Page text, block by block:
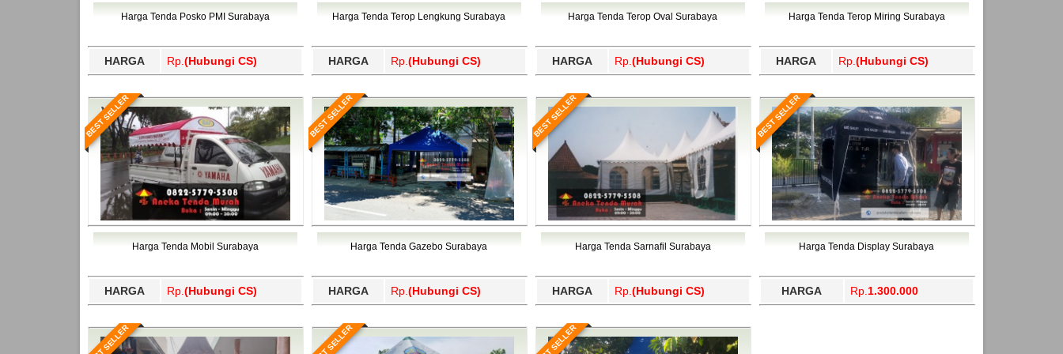
Bawang Barat, Tulangbawang, Tulungagung, Wajo, Wakatobi, Waropen, Way Kanan, Wonogiri, Wonosobo, Yahukimo, Yalimo, Yogyakarta.
Harga Tenda Posko PMI Surabaya
HARGA Rp. (Hubungi CS)
Harga Tenda Terop Lengkung Surabaya
HARGA Rp. (Hubungi CS)
Harga Tenda Terop Oval Surabaya
HARGA Rp. (Hubungi CS)
Harga Tenda Terop Miring Surabaya
HARGA Rp. (Hubungi CS)
BEST SELLER
Harga Tenda Mobil Surabaya
HARGA Rp. (Hubungi CS)
BEST SELLER
Harga Tenda Gazebo Surabaya
HARGA Rp. (Hubungi CS)
BEST SELLER
Harga Tenda Sarnafil Surabaya
HARGA Rp. (Hubungi CS)
BEST SELLER
Harga Tenda Display Surabaya
HARGA Rp. 1.300.000